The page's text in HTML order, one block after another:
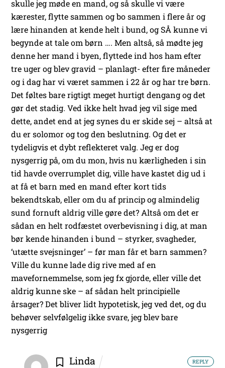
skulle jeg møde en mand, og så skulle vi være
kærester, flytte sammen og bo sammen i flere år og
lære hinanden at kende helt i bund, og SÅ kunne vi
begynde at tale om børn …. Men altså, så mødte jeg
denne her mand i byen, flyttede ind hos ham efter
tre uger og blev gravid – planlagt- efter fire måneder
og i dag har vi været sammen i 22 år og har tre børn.
Det føltes bare rigtigt meget hurtigt dengang og det
gør det stadig. Ved ikke helt hvad jeg vil sige med
dette, andet end at jeg synes du er skide sej – altså at
du er solomor og tog den beslutning. Og det er
tydeligvis et dybt reflekteret valg. Jeg er dog
nysgerrig på, om du mon, hvis nu kærligheden i sin
tid havde overrumplet dig, ville have kastet dig ud i
at få et barn med en mand efter kort tids
bekendtskab, eller om du af princip og almindelig
sund fornuft aldrig ville gøre det? Altså om det er
sådan en helt rodfæstet overbevisning i dig, at man
bør kende hinanden i bund – styrker, svagheder,
‘utætte svejsninger’ – før man får et barn sammen?
Ville du kunne lade dig rive med af en
mavefornemmelse, som jeg fx gjorde, eller ville det
aldrig kunne ske – af sådan helt principielle
årsager? Det bliver lidt hypotetisk, jeg ved det, og du
behøver selvfølgelig ikke svare, jeg blev bare
nysgerrig
Linda REPLY